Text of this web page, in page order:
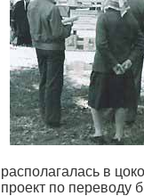
располагалась в
проект по переводу